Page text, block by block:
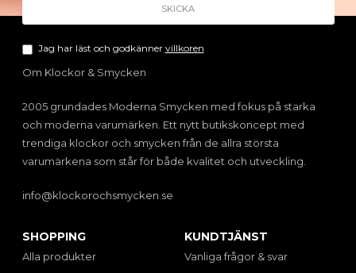
Jag har läst och godkänner villkoren
Om Klockor & Smycken
2005 grundades Moderna Smycken med fokus på starka
och moderna varumärken. Ett nytt butikskoncept med
trendiga klockor och smycken från de allra största
varumärkena som står för både kvalitet och utveckling.
info@klockorochsmycken.se
SHOPPING
Alla produkter
KUNDTJÄNST
Vanliga frågor & svar